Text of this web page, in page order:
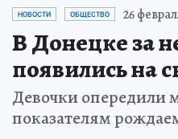
НОВОСТИ ОБЩЕСТВО 26
В Донецке за
появились на
Девочки опередили
показателям